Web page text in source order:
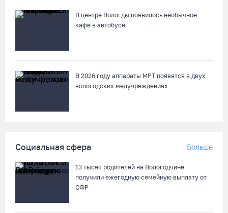
В центре Вологды появилось необычное
кафе в автобусе
В 2026 году аппараты МРТ появятся в двух
вологодских медучреждениях
Социальная сфера Больше
13 тысяч родителей на Вологодчине
получили ежегодную семейную выплату от
СФР